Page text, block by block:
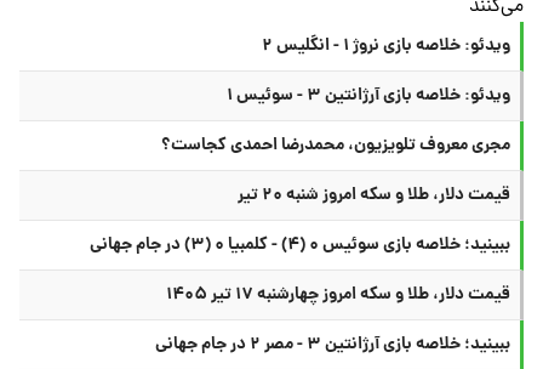
ویدئو: خلاصه بازی نروژ ۱ - انگلیس ۲
ویدئو: خلاصه بازی آرژانتین ۳ - سوئیس ۱
مجری معروف تلویزیون، محمدرضا احمدی کجاست؟
قیمت دلار، طلا و سکه امروز شنبه ۲۰ تیر
ببینید؛ خلاصه بازی سوئیس ۰ (۴) - کلمبیا ۰ (۳) در جام جهانی
قیمت دلار، طلا و سکه امروز چهارشنبه ۱۷ تیر ۱۴۰۵
ببینید؛ خلاصه بازی آرژانتین ۳ - مصر ۲ در جام جهانی